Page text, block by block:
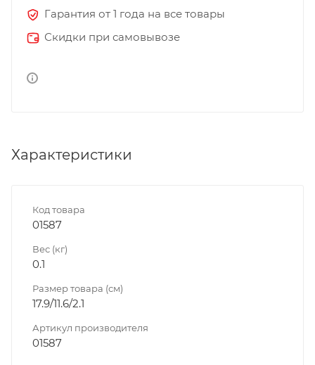
Гарантия от 1 года на все товары
Скидки при самовывозе
Характеристики
Код товара
01587
Вес (кг)
0.1
Размер товара (см)
17.9/11.6/2.1
Артикул производителя
01587